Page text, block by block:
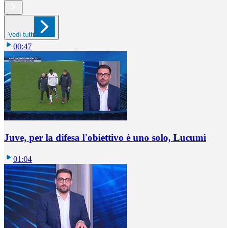
Vedi tutti
00:47
Juve, per la difesa l'obiettivo è uno solo, Lucumì
01:04